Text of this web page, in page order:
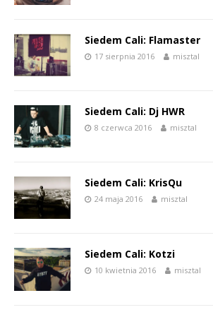
Siedem Cali: Flamaster
17 sierpnia 2016 misztal
Siedem Cali: Dj HWR
8 czerwca 2016 misztal
Siedem Cali: KrisQu
24 maja 2016 misztal
Siedem Cali: Kotzi
10 kwietnia 2016 misztal